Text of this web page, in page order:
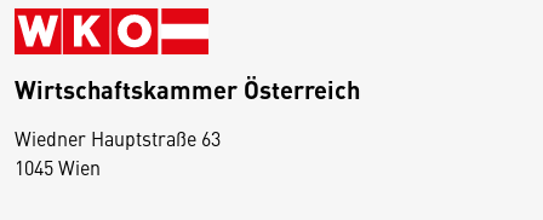
Wirtschaftskammer Österreich
Wiedner Hauptstraße 63
1045 Wien
D